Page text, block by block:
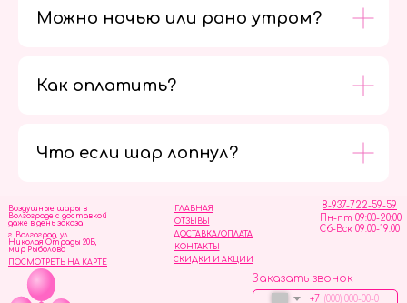
Можно ночью или рано утром?
Как оплатить?
Что если шар лопнул?
ОТЗЫВЫ
ГЛАВНАЯ
ДОСТАВКА/ОПЛАТА
СКИДКИ И АКЦИИ
КОНТАКТЫ
8-937-722-59-59
Пн-пт 09:00-20:00
Сб-Вск 09:00-19:00
Воздушные шары в
Волгограде с доставкой
даже в день заказа
Заказать звонок
+7
г. Волгоград, ул.
Николая Отрады 20Б,
мир Рыболова
ПОСМОТРЕТЬ НА КАРТЕ